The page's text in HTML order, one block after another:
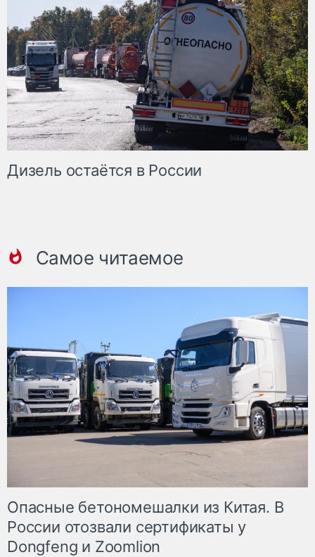
Дизель остаётся в России
Самое читаемое
Опасные бетономешалки из Китая. В
России отозвали сертификаты у
Dongfeng и Zoomlion